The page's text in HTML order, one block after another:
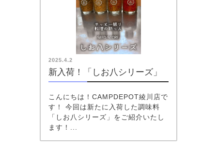
2025.4.2
新入荷！「しお八シリーズ」
こんにちは！CAMPDEPOT綾川店で
す！ 今回は新たに入荷した調味料
「しお八シリーズ」をご紹介いたし
ます！...